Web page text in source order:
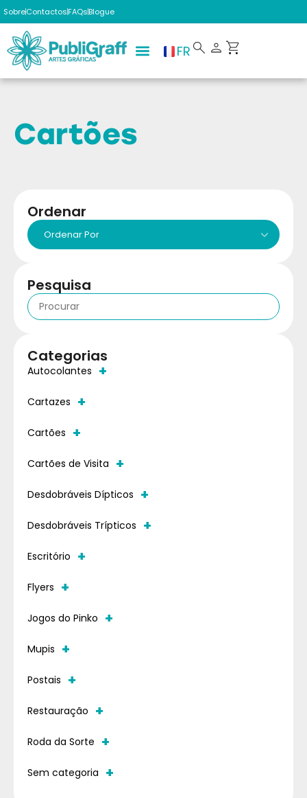
SobreContactosFAQsBlogue
FR
Cartões
Ordenar
Pesquisa
Categorias
Autocolantes +
Cartazes +
Cartões +
Cartões de Visita +
Desdobráveis Dípticos +
Desdobráveis Trípticos +
Escritório +
Flyers +
Jogos do Pinko +
Mupis +
Postais +
Restauração +
Roda da Sorte +
Sem categoria +